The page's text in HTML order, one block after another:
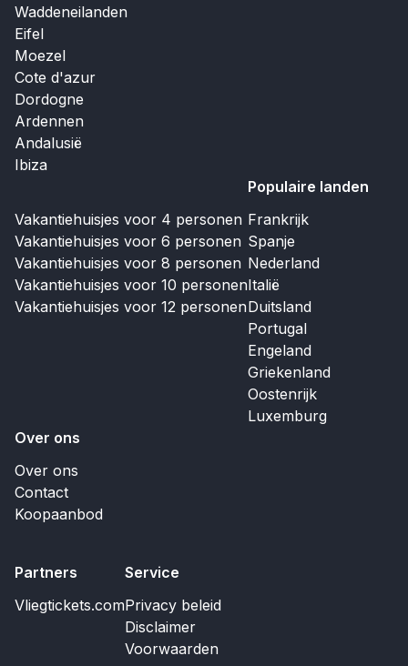
Waddeneilanden
Eifel
Moezel
Cote d'azur
Dordogne
Ardennen
Andalusië
Ibiza
Vakantiehuisjes voor 4 personen
Vakantiehuisjes voor 6 personen
Vakantiehuisjes voor 8 personen
Vakantiehuisjes voor 10 personen
Vakantiehuisjes voor 12 personen
Populaire landen
Frankrijk
Spanje
Nederland
Italië
Duitsland
Portugal
Engeland
Griekenland
Oostenrijk
Luxemburg
Over ons
Over ons
Contact
Koopaanbod
Partners
Vliegtickets.com
Service
Privacy beleid
Disclaimer
Voorwaarden